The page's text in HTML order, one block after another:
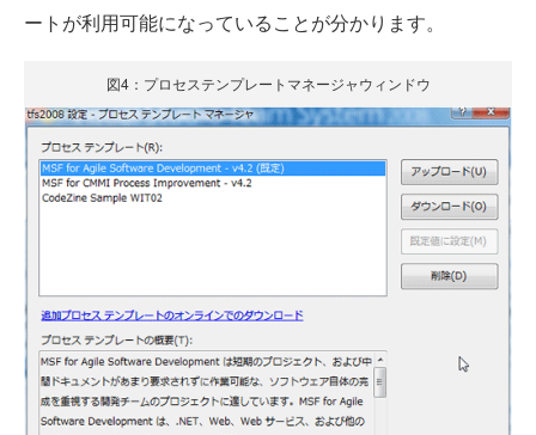
ートが利用可能になっていることが分かります。
図4：プロセステンプレートマネージャウィンドウ